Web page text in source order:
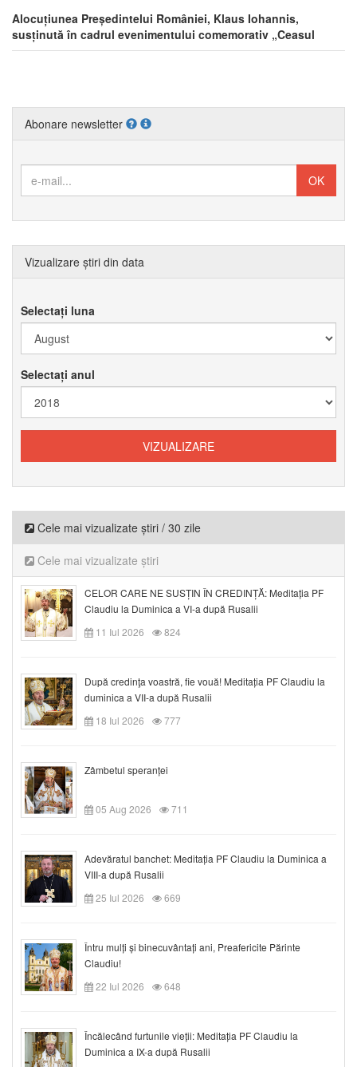
Alocuțiunea Președintelui României, Klaus Iohannis,
susținută în cadrul evenimentului comemorativ „Ceasul
Vinerii Mari – 75 de ani de la dezlănțuirea prigoanei împotriva
Abonare newsletter
Vizualizare știri din data
Selectați luna
Selectați anul
Cele mai vizualizate știri / 30 zile
Cele mai vizualizate știri
CELOR CARE NE SUSȚIN ÎN CREDINȚĂ: Meditația PF
Claudiu la Duminica a VI-a după Rusalii
11 Iul 2026
824
După credinţa voastră, fie vouă! Meditația PF Claudiu la
duminica a VII-a după Rusalii
18 Iul 2026
777
Zâmbetul speranței
05 Aug 2026 711
Adevăratul banchet: Meditația PF Claudiu la Duminica a
VIII-a după Rusalii
25 Iul 2026
669
Întru mulți și binecuvântați ani, Preafericite Părinte
Claudiu!
22 Iul 2026
648
Încălecând furtunile vieții: Meditația PF Claudiu la
Duminica a IX-a după Rusalii